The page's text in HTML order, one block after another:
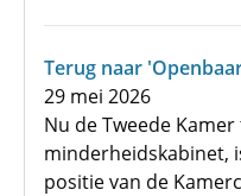
Terug naar
29 mei 2026
Nu de Tweede
minderheidskabinet,
positie van de